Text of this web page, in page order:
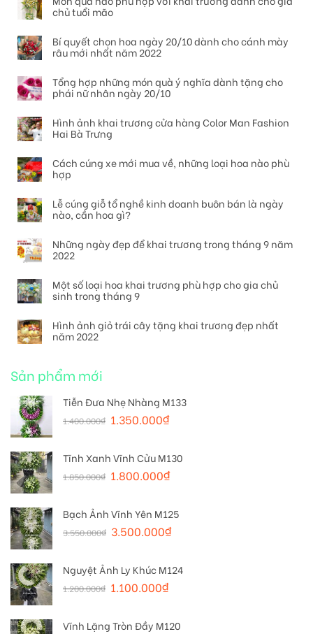
chủ tuổi mão
Bí quyết chọn hoa ngày 20/10 dành cho cánh mày
râu mới nhất năm 2022
Tổng hợp những món quà ý nghĩa dành tặng cho
phái nữ nhân ngày 20/10
Hình ảnh khai trương cửa hàng Color Man Fashion
Hai Bà Trưng
Cách cúng xe mới mua về, những loại hoa nào phù
hợp
Lễ cúng giỗ tổ nghề kinh doanh buôn bán là ngày
nào, cần hoa gì?
Những ngày đẹp để khai trương trong tháng 9 năm
2022
Một số loại hoa khai trương phù hợp cho gia chủ
sinh trong tháng 9
Hình ảnh giỏ trái cây tặng khai trương đẹp nhất
năm 2022
Sản phẩm mới
Tiễn Đưa Nhẹ Nhàng M133
1.400.000₫ 1.350.000₫
Tĩnh Xanh Vĩnh Cửu M130
1.850.000₫ 1.800.000₫
Bạch Ảnh Vĩnh Yên M125
3.550.000₫ 3.500.000₫
Nguyệt Ảnh Ly Khúc M124
1.200.000₫ 1.100.000₫
Vĩnh Lặng Tròn Đầy M120